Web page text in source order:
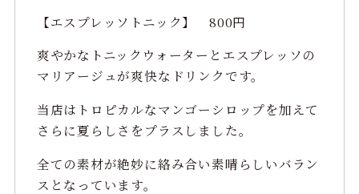
【エスプレッソトニック】 800円
爽やかなトニックウォーターとエスプレッソの
マリアージュが爽快なドリンクです。
当店はトロピカルなマンゴーシロップを加えて
さらに夏らしさをプラスしました。
全ての素材が絶妙に絡み合い素晴らしいバラン
スとなっています。